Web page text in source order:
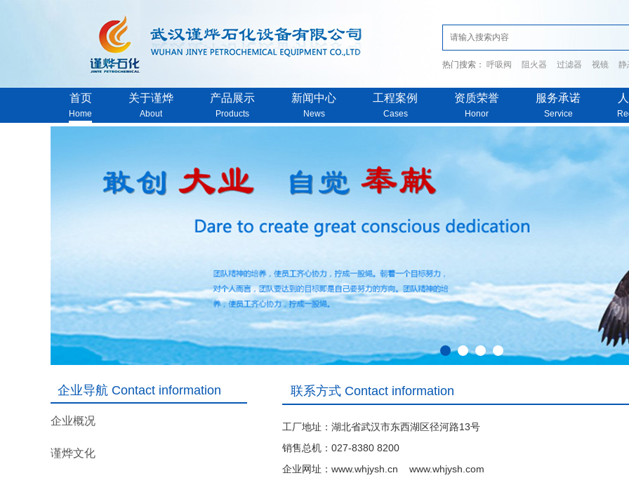
热门搜索： 呼吸阀 阻火器 过滤器 视镜 静
首页
Home
关于谨烨
About
产品展示
Products
新闻中心
News
工程案例
Cases
资质荣誉
Honor
服务承诺
Service
企业导航 Contact information
企业概况
谨烨文化
联系方式 Contact information
工厂地址：湖北省武汉市东西湖区径河路13号
销售总机：027-8380 8200
企业网址：www.whjysh.cn www.whjysh.com